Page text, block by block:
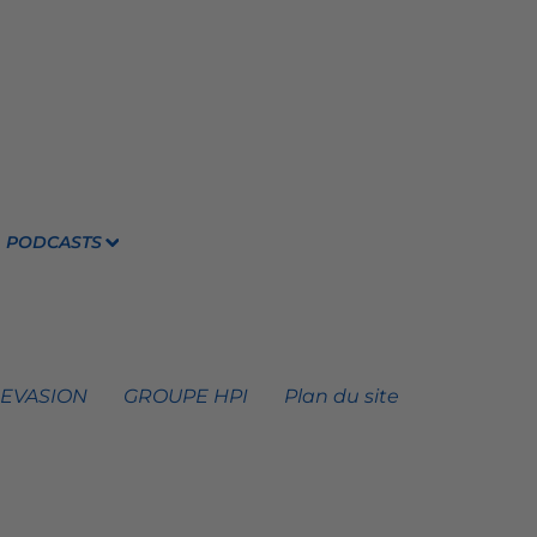
PODCASTS
GROUPE HPI Plan du site